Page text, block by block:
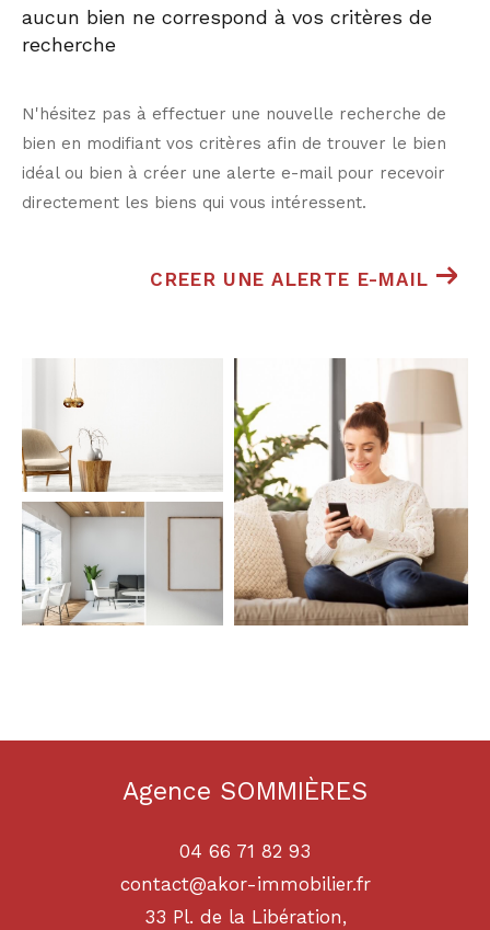
aucun bien ne correspond à vos critères de
recherche
N'hésitez pas à effectuer une nouvelle recherche de
bien en modifiant vos critères afin de trouver le bien
idéal ou bien à créer une alerte e-mail pour recevoir
directement les biens qui vous intéressent.
CREER UNE ALERTE E-MAIL
Agence SOMMIÈRES
04 66 71 82 93
contact@akor-immobilier.fr
33 Pl. de la Libération,